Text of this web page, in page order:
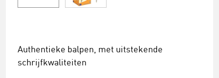
Authentieke balpen, met uitstekende
schrijfkwaliteiten